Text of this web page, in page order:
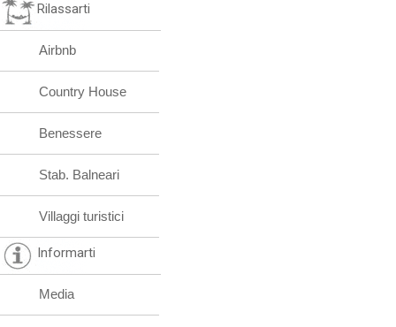
Rilassarti
Airbnb
Country House
Benessere
Stab. Balneari
Villaggi turistici
Informarti
Media